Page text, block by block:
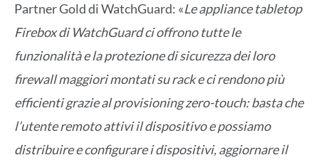
Partner Gold di WatchGuard: «Le appliance tabletop
Firebox di WatchGuard ci offrono tutte le
funzionalità e la protezione di sicurezza dei loro
firewall maggiori montati su rack e ci rendono più
efficienti grazie al provisioning zero-touch: basta che
l’utente remoto attivi il dispositivo e possiamo
distribuire e configurare i dispositivi, aggiornare il